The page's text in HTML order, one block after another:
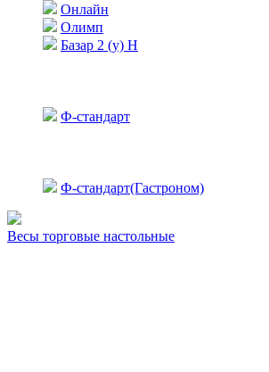
Онлайн
Олимп
Базар 2 (у) Н
Ф-стандарт
Ф-стандарт(Гастроном)
Весы торговые настольные